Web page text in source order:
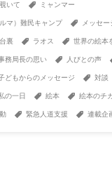
いて ミャンマー
マ）難民キャンプ メッセー
裏 ラオス 世界の絵本
務局長の思い 人びとの声
どもからのメッセージ 対談
の一日 絵本 絵本のチ
緊急人道支援 連載企